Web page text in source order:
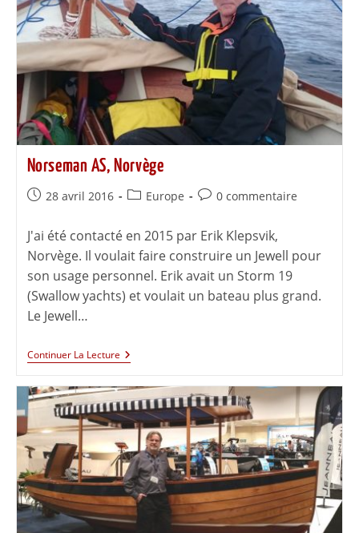
Norseman AS, Norvège
28 avril 2016 Europe 0 commentaire
J'ai été contacté en 2015 par Erik Klepsvik,
Norvège. Il voulait faire construire un Jewell pour
son usage personnel. Erik avait un Storm 19
(Swallow yachts) et voulait un bateau plus grand.
Le Jewell…
Continuer La Lecture